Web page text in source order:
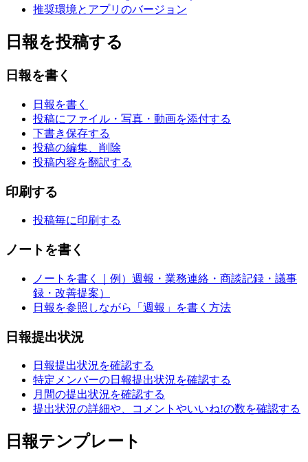
推奨環境とアプリのバージョン
日報を投稿する
日報を書く
日報を書く
投稿にファイル・写真・動画を添付する
下書き保存する
投稿の編集、削除
投稿内容を翻訳する
印刷する
投稿毎に印刷する
ノートを書く
ノートを書く｜例）週報・業務連絡・商談記録・議事
録・改善提案）
日報を参照しながら「週報」を書く方法
日報提出状況
日報提出状況を確認する
特定メンバーの日報提出状況を確認する
月間の提出状況を確認する
提出状況の詳細や、コメントやいいね!の数を確認する
日報テンプレート